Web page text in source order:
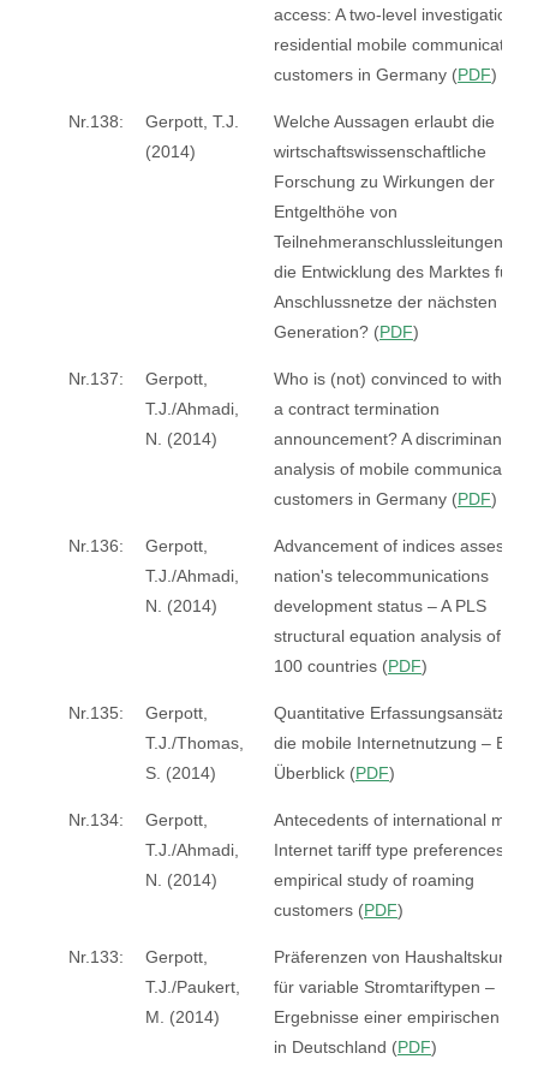
access: A two-level investigation of
residential mobile communications
customers in Germany (PDF)
Nr.138:
Gerpott, T.J.
(2014)
Welche Aussagen erlaubt die
wirtschaftswissenschaftliche
Forschung zu Wirkungen der
Entgelthöhe von
Teilnehmeranschlussleitungen auf
die Entwicklung des Marktes für
Anschlussnetze der nächsten
Generation? (PDF)
Nr.137:
Gerpott,
T.J./Ahmadi,
N. (2014)
Who is (not) convinced to withdraw
a contract termination
announcement? A discriminant
analysis of mobile communication
customers in Germany (PDF)
Nr.136:
Gerpott,
T.J./Ahmadi,
N. (2014)
Advancement of indices
nation's telecommunications
development status – A PLS
structural equation analysis of over
100 countries (PDF)
Nr.135:
Gerpott,
T.J./Thomas,
S. (2014)
Quantitative Erfassungsansätze
die mobile Internetnutzung – Ein
Überblick (PDF)
Nr.134:
Gerpott,
T.J./Ahmadi,
N. (2014)
Antecedents of international
Internet tariff type preferences –
empirical study of roaming
customers (PDF)
Nr.133:
Gerpott,
T.J./Paukert,
M. (2014)
Präferenzen von Haushaltskunden
für variable Stromtariftypen –
Ergebnisse einer empirischen
in Deutschland (PDF)